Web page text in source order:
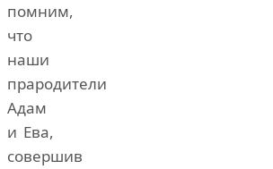
помним,
что
наши
прародители
Адам
и Ева,
совершив